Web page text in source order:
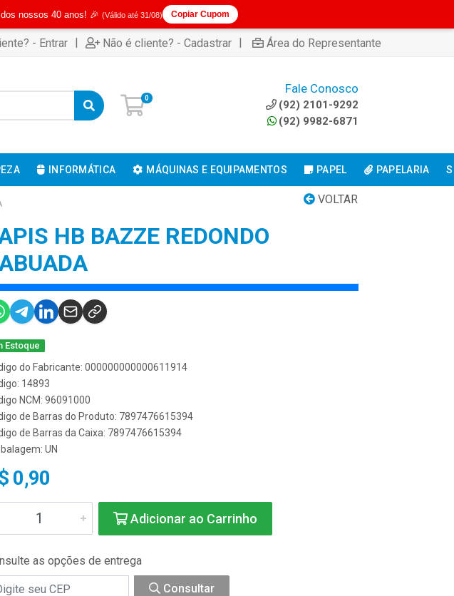
- Entrar | Não é cliente? - Cadastrar | Área do Representante
0
Fale Conosco
(92) 2101-9292
(92) 9982-6871
INFORMÁTICA MÁQUINAS E EQUIPAMENTOS PAPEL PAPELARIA
VOLTAR
HB BAZZE REDONDO
Estoque
do Fabricante: 000000000000611914
14893
NCM: 96091000
de Barras do Produto: 7897476615394
de Barras da Caixa: 7897476615394
UN
0,90
Adicionar ao Carrinho
as opções de entrega
Consultar
nossos 40 anos! 🎉 (Válido até 31/08) Copiar Cupom